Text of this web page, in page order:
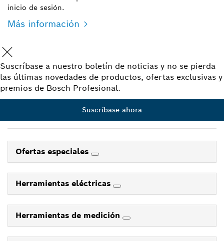
inicio de sesión.
Más información
Suscríbase a nuestro boletín de noticias y no se pierda
las últimas novedades de productos, ofertas exclusivas y
premios de Bosch Profesional.
Suscríbase ahora
Ofertas especiales
Herramientas eléctricas
Herramientas de medición